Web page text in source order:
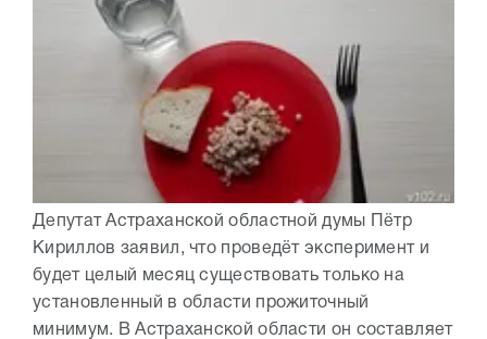
Депутат Астраханской областной думы Пётр
Кириллов заявил, что проведёт эксперимент и
будет целый месяц существовать только на
установленный в области прожиточный
минимум. В Астраханской области он составляет